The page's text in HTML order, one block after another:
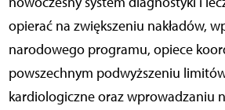
opierać na zwiększeniu nakładów,
narodowego programu, opiece
powszechnym podwyższeniu
kardiologiczne oraz wprowadzaniu